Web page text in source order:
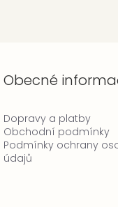
Obecné
Dopravy a platby
Obchodní podmínky
Podmínky ochrany
údajů